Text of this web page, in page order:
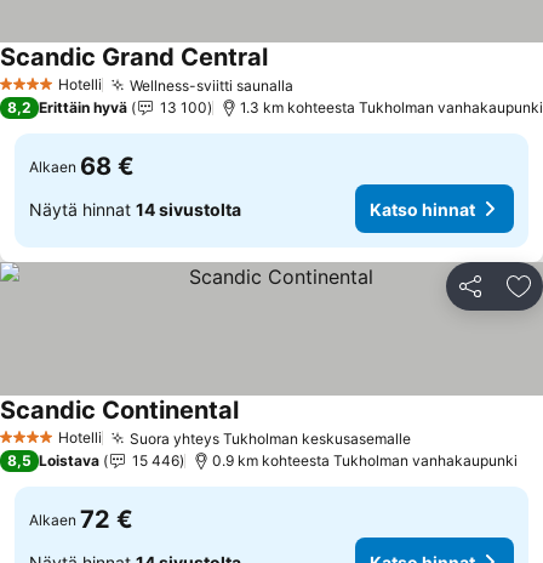
4 Tähtiluokitus
Hotelli Wellness-sviitti saunalla
Scandic Grand Central
8,2 Erittäin hyvä 13 100 1.3 km kohteesta Tukholman vanhakaupunki
Alkaen 68 €
Näytä hinnat 14 sivustolta Katso hinnat
Jaa
4 Tähtiluokitus
Hotelli Suora yhteys Tukholman keskusasemalle
Scandic Continental
8,5 Loistava 15 446 0.9 km kohteesta Tukholman vanhakaupunki
Alkaen 72 €